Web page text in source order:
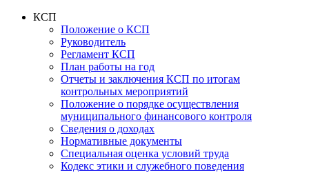
КСП
Положение о КСП
Руководитель
Регламент КСП
План работы на год
Отчеты и заключения КСП по итогам
контрольных мероприятий
Положение о порядке осуществления
муниципального финансового контроля
Сведения о доходах
Нормативные документы
Специальная оценка условий труда
Кодекс этики и служебного поведения